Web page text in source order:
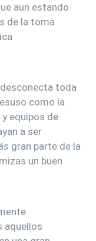
aun estando
de la toma
toda
como la
equipos de
a ser
gran parte de la
un buen
aquellos